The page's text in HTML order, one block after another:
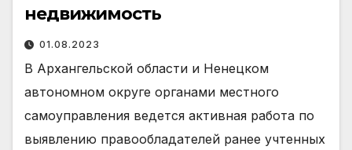
недвижимость
01.08.2023
В Архангельской области и Ненецком
автономном округе органами местного
самоуправления ведется активная работа по
выявлению правообладателей ранее учтенных